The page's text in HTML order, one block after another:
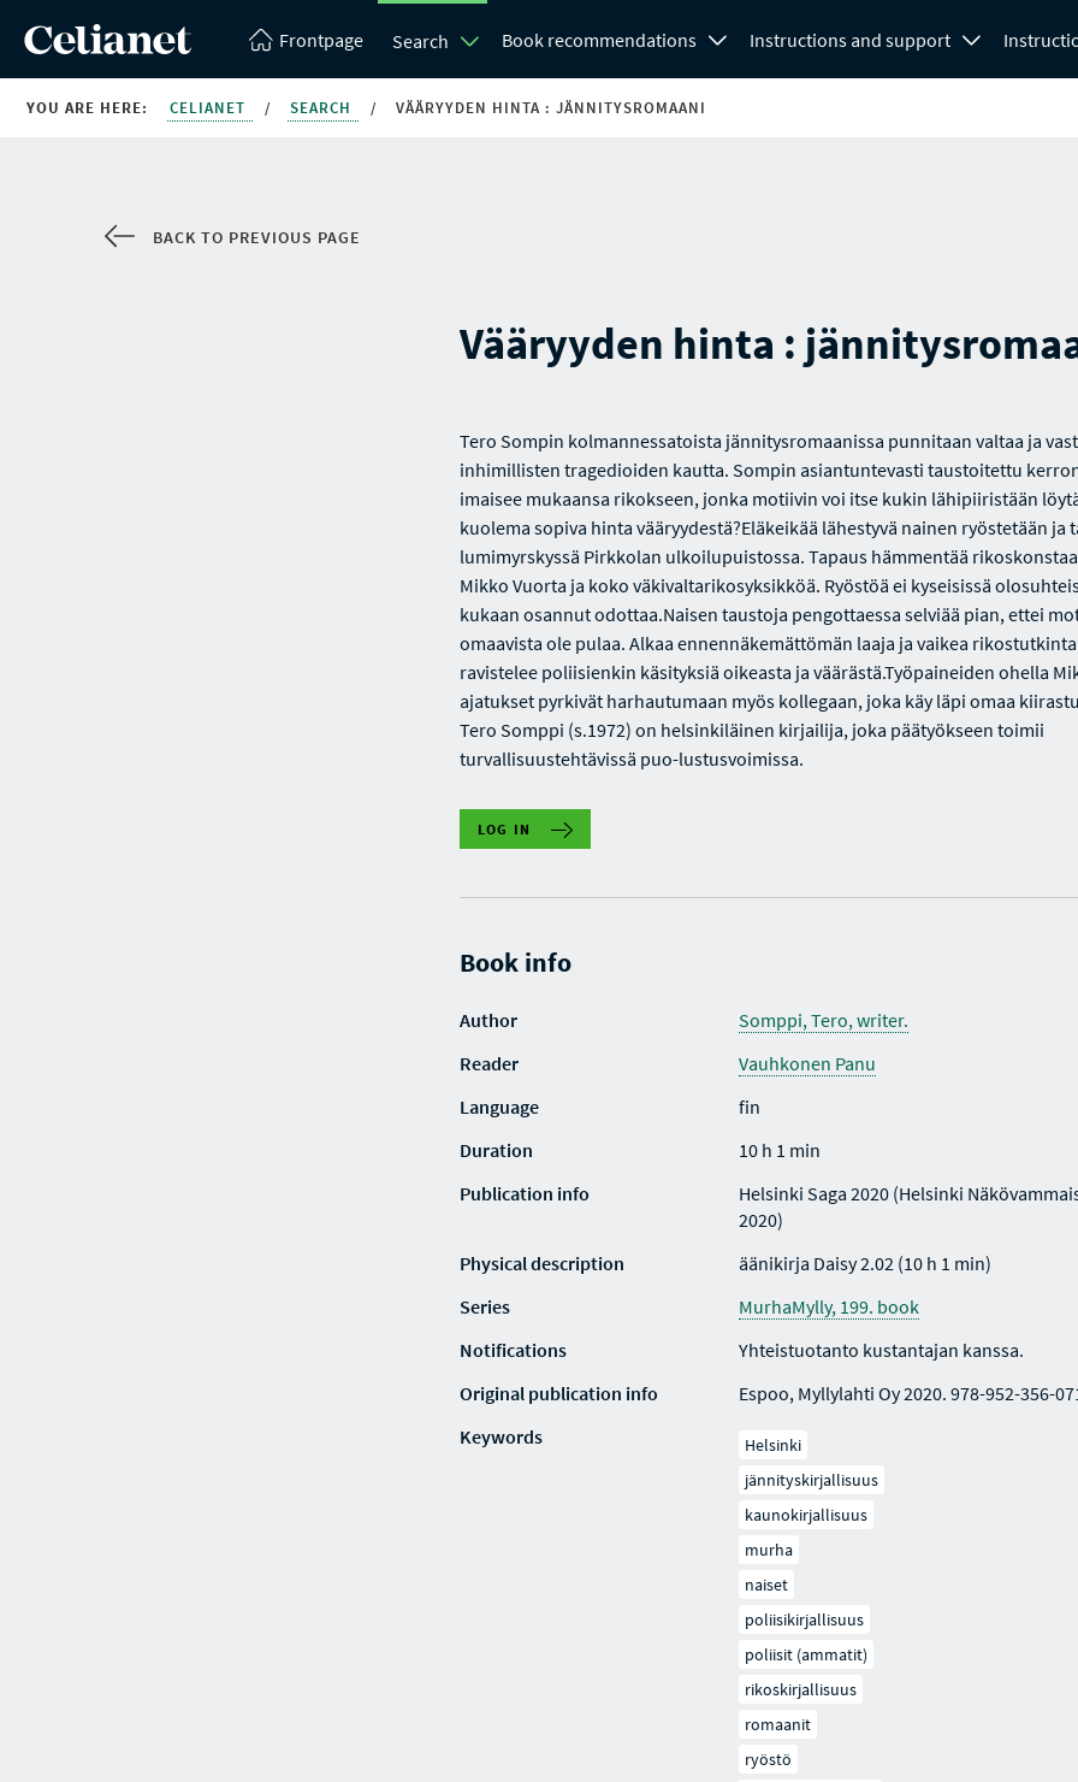
Frontpage Search Book recommendations Instructions and support
YOU ARE HERE: CELIANET / SEARCH / VÄÄRYYDEN HINTA : JÄNNITYSROMAANI
BACK TO PREVIOUS PAGE
Vääryyden hinta :
Tero Sompin kolmannessatoista jännitysromaanissa punnitaan valtaa ja
inhimillisten tragedioiden kautta. Sompin asiantuntevasti taustoitettu
imaisee mukaansa rikokseen, jonka motiivin voi itse kukin lähipiiristään
kuolema sopiva hinta vääryydestä?Eläkeikää lähestyvä nainen ryöstetään ja
lumimyrskyssä Pirkkolan ulkoilupuistossa. Tapaus hämmentää
Mikko Vuorta ja koko väkivaltarikosyksikköä. Ryöstöä ei kyseisissä
kukaan osannut odottaa.Naisen taustoja pengottaessa selviää pian, ettei
omaavista ole pulaa. Alkaa ennennäkemättömän laaja ja vaikea
ravistelee poliisienkin käsityksiä oikeasta ja väärästä.Työpaineiden ohella
ajatukset pyrkivät harhautumaan myös kollegaan, joka käy läpi omaa
Tero Somppi (s.1972) on helsinkiläinen kirjailija, joka päätyökseen toimii
turvallisuustehtävissä puo-lustusvoimissa.
LOG IN
Book info
Author
Somppi, Tero, writer.
Reader
Vauhkonen Panu
Language
fin
Duration
10 h 1 min
Publication info
Helsinki Saga 2020 (Helsinki
2020)
Physical description
äänikirja Daisy 2.02 (10 h 1 min)
Series
MurhaMylly, 199. book
Notifications
Yhteistuotanto kustantajan kanssa.
Original publication info
Espoo, Myllylahti Oy 2020. 978-952-356-
Keywords
Helsinki
jännityskirjallisuus
kaunokirjallisuus
murha
naiset
poliisikirjallisuus
poliisit (ammatit)
rikoskirjallisuus
romaanit
ryöstö